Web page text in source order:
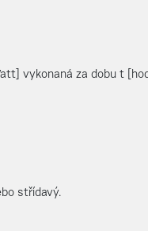
vykonaná za dobu t
střídavý.